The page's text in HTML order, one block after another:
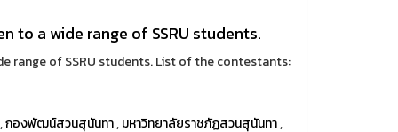
to a wide range of SSRU students.
range of SSRU students. List of the contestants:
กองพัฒน์สวนสุนันทา,มหาวิทยาลัยราชภัฏสวนสุนันทา,